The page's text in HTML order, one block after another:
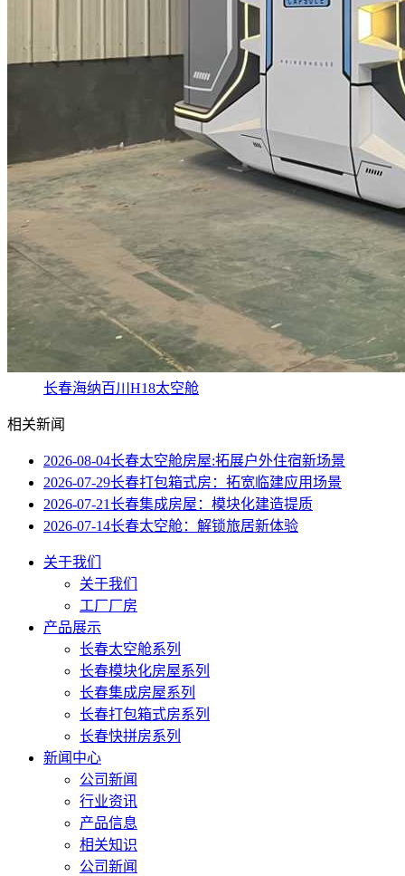
长春海纳百川H18太空舱
相关新闻
2026-08-04长春太空舱房屋:拓展户外住宿新场景
2026-07-29长春打包箱式房：拓宽临建应用场景
2026-07-21长春集成房屋：模块化建造提质
2026-07-14长春太空舱：解锁旅居新体验
关于我们
关于我们
工厂厂房
产品展示
长春太空舱系列
长春模块化房屋系列
长春集成房屋系列
长春打包箱式房系列
长春快拼房系列
新闻中心
公司新闻
行业资讯
产品信息
相关知识
公司新闻